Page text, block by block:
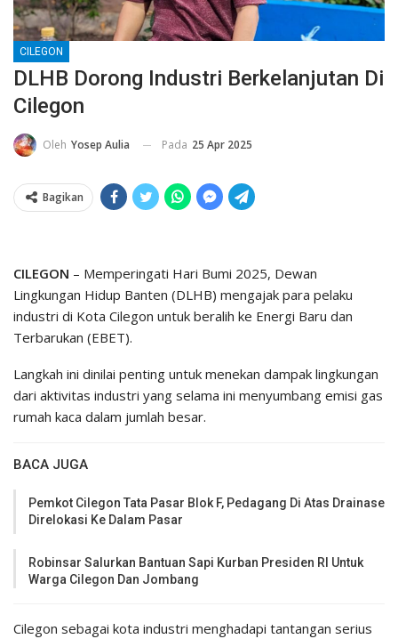
CILEGON
DLHB Dorong Industri Berkelanjutan Di
Cilegon
Oleh Yosep Aulia Pada 25 Apr 2025
Bagikan
CILEGON – Memperingati Hari Bumi 2025, Dewan
Lingkungan Hidup Banten (DLHB) mengajak para pelaku
industri di Kota Cilegon untuk beralih ke Energi Baru dan
Terbarukan (EBET).
Langkah ini dinilai penting untuk menekan dampak lingkungan
dari aktivitas industri yang selama ini menyumbang emisi gas
rumah kaca dalam jumlah besar.
BACA JUGA
Pemkot Cilegon Tata Pasar Blok F, Pedagang Di Atas Drainase
Direlokasi Ke Dalam Pasar
Robinsar Salurkan Bantuan Sapi Kurban Presiden RI Untuk
Warga Cilegon Dan Jombang
Cilegon sebagai kota industri menghadapi tantangan serius